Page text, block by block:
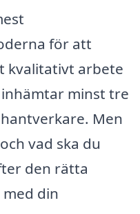
för att
kvalitativt arbete
minst tre
Men
vad ska du
den rätta
din